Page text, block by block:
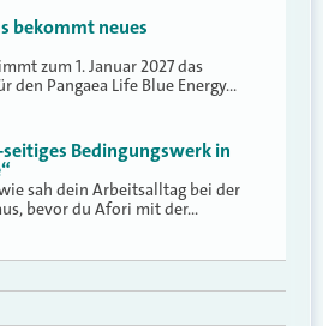
bekommt neues
zum 1. Januar 2027 das
den Pangaea Life Blue Energy…
Bedingungswerk in
sah dein Arbeitsalltag bei der
bevor du Afori mit der…